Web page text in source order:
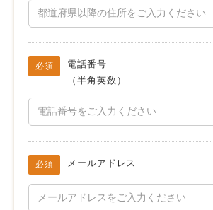
必須
電話番号
（半角英数）
必須 メールアドレス